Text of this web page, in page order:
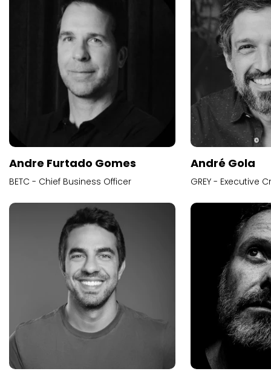
Andre Furtado Gomes
BETC - Chief Business Officer
André Gola
GREY - Executive